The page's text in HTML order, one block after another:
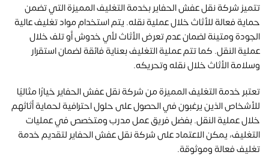
تتميز شركة نقل عفش الحفاير بخدمة التغليف المميزة التي تضمن
حماية فعالة للأثاث خلال عملية نقله. يتم استخدام مواد تغليف عالية
الجودة ومتينة لضمان عدم تعرض الأثاث لأي خدوش أو تلف خلال
عملية النقل. كما تتم عملية التغليف بعناية فائقة لضمان استقرار
وسلامة الأثاث خلال نقله وتحريكه.
تعتبر خدمة التغليف المميزة من شركة نقل عفش الحفاير خيارًا مثاليًا
للأشخاص الذين يرغبون في الحصول على حلول احترافية لحماية أثاثهم
خلال عملية النقل. بفضل فريق عمل مدرب ومتخصص في عمليات
التغليف، يمكن الاعتماد على شركة نقل عفش الحفاير لتقديم خدمة
تغليف فعالة وموثوقة.